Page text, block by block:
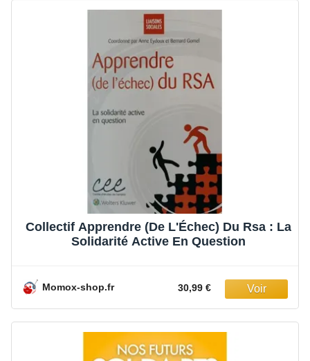
Collectif Apprendre (De L'Échec) Du Rsa : La
Solidarité Active En Question
Momox-shop.fr 30,99 €